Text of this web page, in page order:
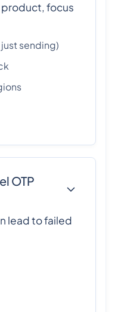
product, focus
sending)
OTP
lead to failed